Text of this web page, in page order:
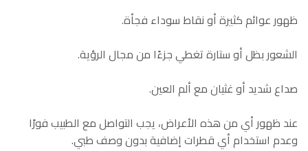
ظهور عوائم كثيرة أو نقاط سوداء فجأة.
الشعور بظل أو ستارة تغطي جزءًا من مجال الرؤية.
صداع شديد أو غثيان مع ألم العين.
عند ظهور أي من هذه الأعراض، يجب التواصل مع الطبيب فورًا
وعدم استخدام أي قطرات إضافية بدون وصف طبي.